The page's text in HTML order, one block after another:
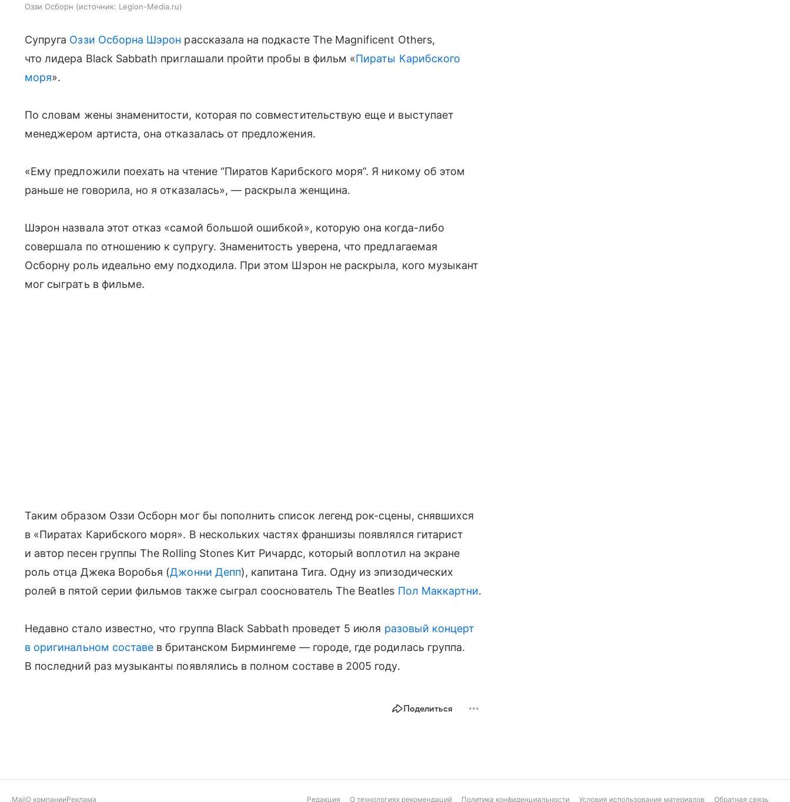
Оззи Осборн источник: Legion-Media.ru
Супруга Оззи Осборна Шэрон рассказала на подкасте The Magnificent Others,
что лидера Black Sabbath приглашали пройти пробы в фильм «Пираты Карибского
моря».
По словам жены знаменитости, которая по совместительствую еще и выступает
менеджером артиста, она отказалась от предложения.
«Ему предложили поехать на чтение “Пиратов Карибского моря”. Я никому об этом
раньше не говорила, но я отказалась», — раскрыла женщина.
Шэрон назвала этот отказ «самой большой ошибкой», которую она когда-либо
совершала по отношению к супругу. Знаменитость уверена, что предлагаемая
Осборну роль идеально ему подходила. При этом Шэрон не раскрыла, кого музыкант
мог сыграть в фильме.
Таким образом Оззи Осборн мог бы пополнить список легенд рок-сцены, снявшихся
в «Пиратах Карибского моря». В нескольких частях франшизы появлялся гитарист
и автор песен группы The Rolling Stones Кит Ричардс, который воплотил на экране
роль отца Джека Воробья (Джонни Депп), капитана Тига. Одну из эпизодических
ролей в пятой серии фильмов также сыграл сооснователь The Beatles Пол Маккартни.
Недавно стало известно, что группа Black Sabbath проведет 5 июля разовый концерт
в оригинальном составе в британском Бирмингеме — городе, где родилась группа.
В последний раз музыканты появлялись в полном составе в 2005 году.
Поделиться
MailО компанииРеклама Редакция О технологиях рекомендаций Политика конфиденциальности Условия использования материалов Обратная связь